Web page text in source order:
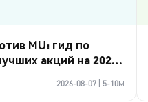
MU: гид по
акций на 2026
2026-08-07 5-10м